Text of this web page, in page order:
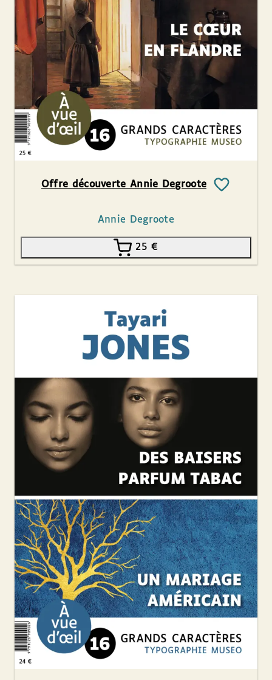
Offre découverte Annie Degroote
Annie Degroote
25€